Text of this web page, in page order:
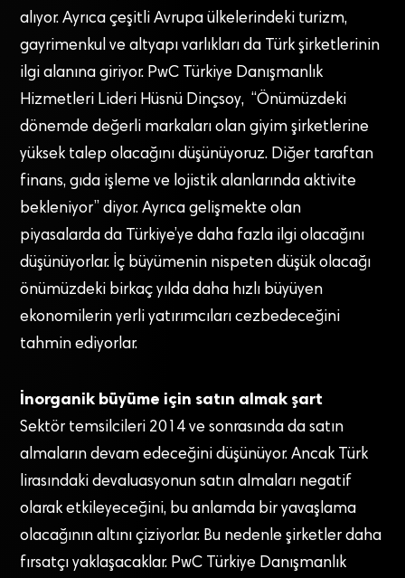
alıyor. Ayrıca çeşitli Avrupa ülkelerindeki turizm,
gayrimenkul ve altyapı varlıkları da Türk şirketlerinin
ilgi alanına giriyor. PwC Türkiye Danışmanlık
Hizmetleri Lideri Hüsnü Dinçsoy, “Önümüzdeki
dönemde değerli markaları olan giyim şirketlerine
yüksek talep olacağını düşünüyoruz. Diğer taraftan
finans, gıda işleme ve lojistik alanlarında aktivite
bekleniyor” diyor. Ayrıca gelişmekte olan
piyasalarda da Türkiye’ye daha fazla ilgi olacağını
düşünüyorlar. İç büyümenin nispeten düşük olacağı
önümüzdeki birkaç yılda daha hızlı büyüyen
ekonomilerin yerli yatırımcıları cezbedeceğini
tahmin ediyorlar.
İnorganik büyüme için satın almak şart
Sektör temsilcileri 2014 ve sonrasında da satın
almaların devam edeceğini düşünüyor. Ancak Türk
lirasındaki devaluasyonun satın almaları negatif
olarak etkileyeceğini, bu anlamda bir yavaşlama
olacağının altını çiziyorlar. Bu nedenle şirketler daha
fırsatçı yaklaşacaklar. PwC Türkiye Danışmanlık